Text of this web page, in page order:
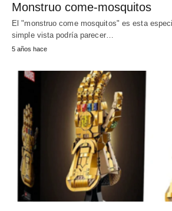
Monstruo come-mosquitos
El "monstruo come mosquitos" es esta
simple vista podría parecer…
5 años hace